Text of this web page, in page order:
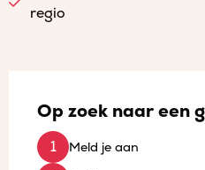
regio
Op zoek naar een
Meld je aan